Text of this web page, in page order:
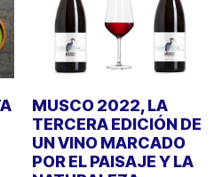
MUSCO 2022, LA
TERCERA EDICIÓN DE
UN VINO MARCADO
POR EL PAISAJE Y LA